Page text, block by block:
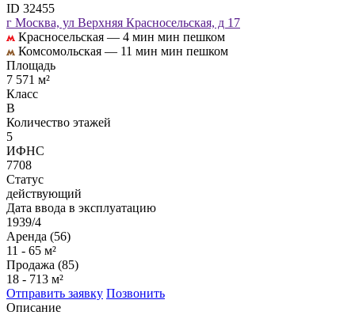
ID 32455
г Москва, ул Верхняя Красносельская, д 17
Красносельская — 4 мин мин пешком
Комсомольская — 11 мин мин пешком
Площадь
7 571 м²
Класс
B
Количество этажей
5
ИФНС
7708
Статус
действующий
Дата ввода в эксплуатацию
1939/4
Аренда (56)
11 - 65 м²
Продажа (85)
18 - 713 м²
Отправить заявку Позвонить
Описание